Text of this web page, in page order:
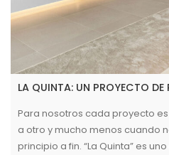
LA QUINTA: UN PROYECTO DE
Para nosotros cada proyecto
a otro y mucho menos cuando
principio a fin. “La Quinta” es